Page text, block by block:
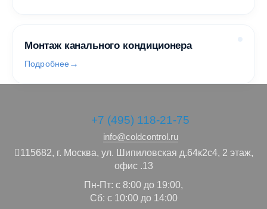
Монтаж канального кондиционера
Подробнее
+7 (495) 118-21-75
info@coldcontrol.ru
115682, г. Москва, ул. Шипиловская д.64к2с4, 2 этаж,
офис .13
Пн-Пт: с 8:00 до 19:00,
Сб: с 10:00 до 14:00